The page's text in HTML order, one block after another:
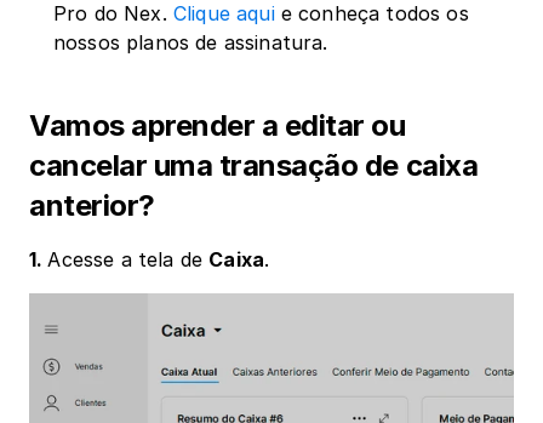
Pro do Nex. Clique aqui e conheça todos os
nossos planos de assinatura.
Vamos aprender a editar ou
cancelar uma transação de caixa
anterior?
1. Acesse a tela de Caixa.